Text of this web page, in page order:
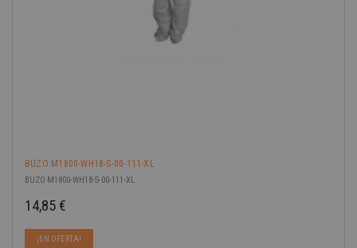
BUZO M1800-WH18-S-00-111-XL
BUZO M1800-WH18-S-00-111-XL
14,85 €
¡EN OFERTA!